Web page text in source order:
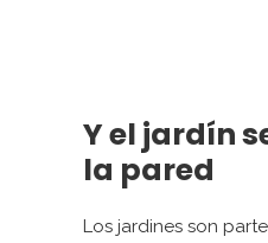
Y el jardín
la pared
Los jardines son